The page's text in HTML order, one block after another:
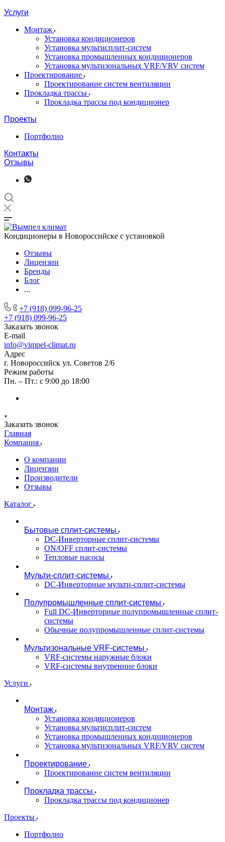
Услуги
Монтаж
Установка кондиционеров
Установка мультисплит-систем
Установка промышленных кондиционеров
Установка мультизональных VRF/VRV систем
Проектирование
Проектирование систем вентиляции
Прокладка трассы
Прокладка трассы под кондиционер
Проекты
Портфолио
Контакты
Отзывы
Кондиционеры в Новороссийске с установкой
Отзывы
Лицензии
Бренды
Блог
...
+7 (918) 099-96-25
+7 (918) 099-96-25
Заказать звонок
E-mail
info@vimpel-climat.ru
Адрес
г. Новороссийск ул. Советов 2/6
Режим работы
Пн. – Пт.: с 9:00 до 18:00
Заказать звонок
Главная
Компания
О компании
Лицензии
Производители
Отзывы
Каталог
Бытовые сплит-системы
DC-Инверторные сплит-системы
ON/OFF сплит-системы
Тепловые насосы
Мульти-сплит-системы
DC-Инверторные мульти-сплит-системы
Полупромышленные сплит-системы
Full DC-Инверторные полупромышленные сплит-
системы
Обычные полупромышленные сплит-системы
Мультизональные VRF-системы
VRF-системы наружные блоки
VRF-системы внутренние блоки
Услуги
Монтаж
Установка кондиционеров
Установка мультисплит-систем
Установка промышленных кондиционеров
Установка мультизональных VRF/VRV систем
Проектирование
Проектирование систем вентиляции
Прокладка трассы
Прокладка трассы под кондиционер
Проекты
Портфолио